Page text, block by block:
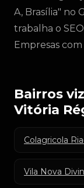
A, Brasília" no
trabalha o
Empresas
Bairros
Vitória
Colagricola
Vila Nova